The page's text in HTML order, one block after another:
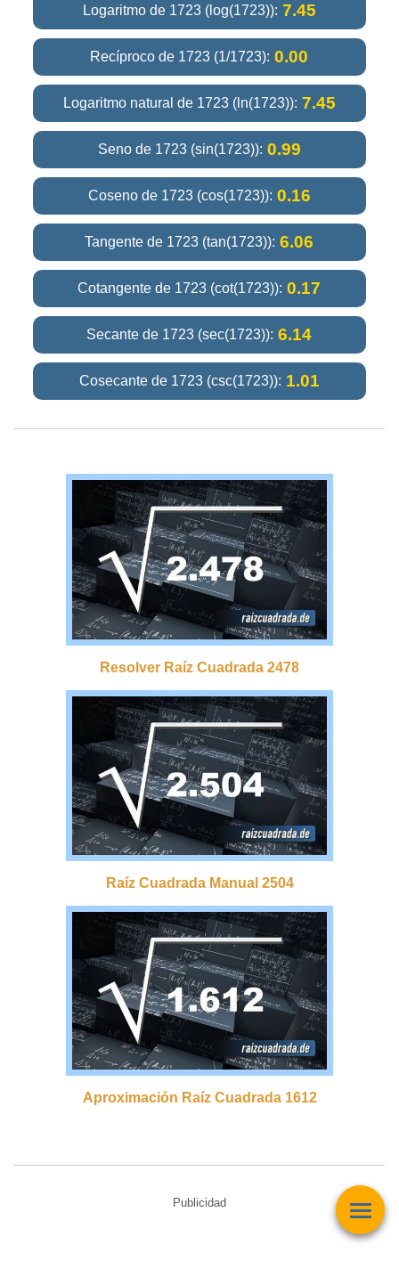
Logaritmo de 1723 (log(1723)): 7.45
Recíproco de 1723 (1/1723): 0.00
Logaritmo natural de 1723 (ln(1723)): 7.45
Seno de 1723 (sin(1723)): 0.99
Coseno de 1723 (cos(1723)): 0.16
Tangente de 1723 (tan(1723)): 6.06
Cotangente de 1723 (cot(1723)): 0.17
Secante de 1723 (sec(1723)): 6.14
Cosecante de 1723 (csc(1723)): 1.01
Resolver Raíz Cuadrada 2478
Raíz Cuadrada Manual 2504
Aproximación Raíz Cuadrada 1612
Publicidad